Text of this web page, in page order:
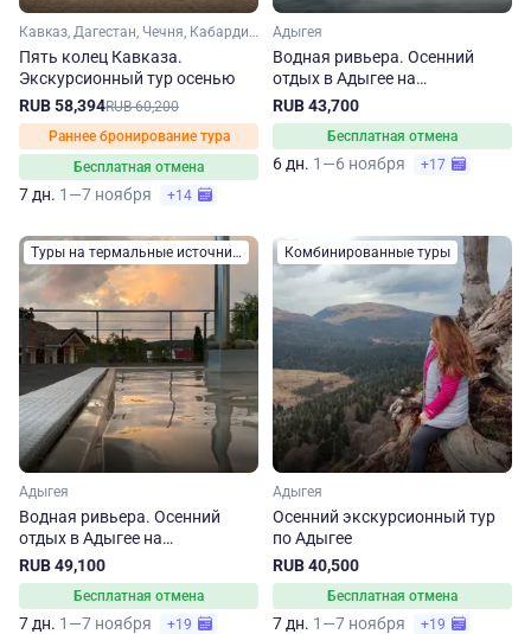
Кавказ, Дагестан, Чечня, Кабардино-Балкария, Северная Осетия, Ингушетия
Пять колец Кавказа.
Экскурсионный тур осенью
RUB 58,394RUB 60,200
Раннее бронирование тура
Бесплатная отмена
7 дн. 1—7 ноября +14
Адыгея
Водная ривьера. Осенний
отдых в Адыгее на
термальных источниках.
Сокращенный маршрут
RUB 43,700
Бесплатная отмена
6 дн. 1—6 ноября +17
Туры на термальные источники
Адыгея
Водная ривьера. Осенний
отдых в Адыгее на
термальных источниках
RUB 49,100
Бесплатная отмена
7 дн. 1—7 ноября +19
Комбинированные туры
Адыгея
Осенний экскурсионный тур
по Адыгее
RUB 40,500
Бесплатная отмена
7 дн. 1—7 ноября +19